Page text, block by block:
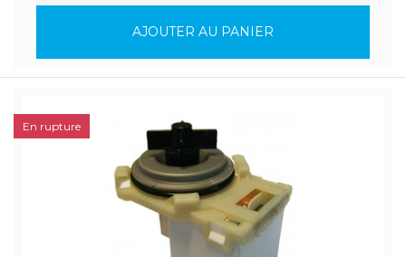
AJOUTER AU PANIER
En rupture